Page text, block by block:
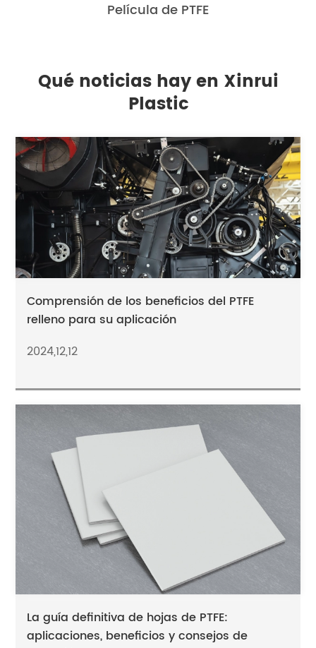
Película de PTFE
Qué noticias hay en Xinrui
Plastic
Comprensión de los beneficios del PTFE
relleno para su aplicación
2024,12,12
La guía definitiva de hojas de PTFE:
aplicaciones, beneficios y consejos de